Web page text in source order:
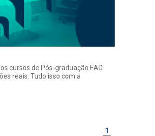
cursos de Pós-graduação EAD
reais. Tudo isso com a
1